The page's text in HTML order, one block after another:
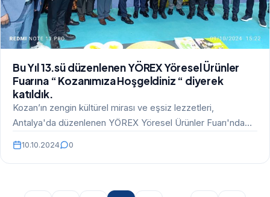
Bu Yıl 13.sü düzenlenen YÖREX Yöresel Ürünler
Fuarına “ Kozanımıza Hoşgeldiniz “ diyerek
katıldık.
Kozan’ın zengin kültürel mirası ve eşsiz lezzetleri,
Antalya'da düzenlenen YÖREX Yöresel Ürünler Fuarı'nda
büyük ilgi görüyor.…
10.10.2024 0